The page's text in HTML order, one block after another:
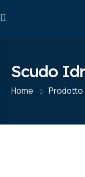
Scudo
Home Prodotto